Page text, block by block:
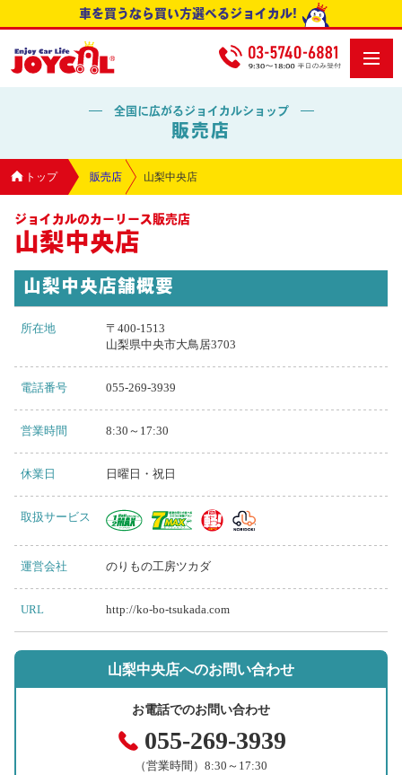
車を買うなら買い方選べるジョイカル!
全国に広がるジョイカルショップ
販売店
トップ 販売店 山梨中央店
ジョイカルのカーリース販売店
山梨中央店
山梨中央店舗概要
所在地
〒400-1513
山梨県中央市大鳥居3703
電話番号 055-269-3939
営業時間 8:30～17:30
休業日 日曜日・祝日
取扱サービス
運営会社 のりもの工房ツカダ
URL http://ko-bo-tsukada.com
山梨中央店へのお問い合わせ
お電話でのお問い合わせ
055-269-3939
（営業時間）8:30～17:30